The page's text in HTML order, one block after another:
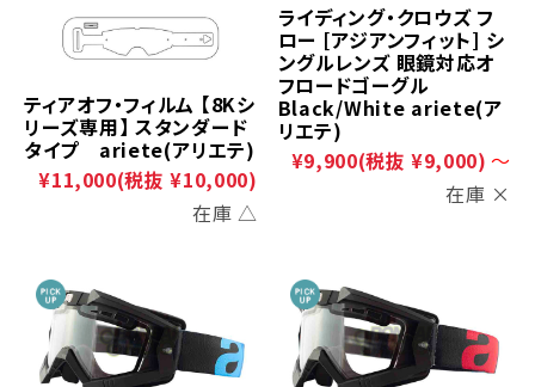
ティアオフ・フィルム 【8Kシ
リーズ専用】 スタンダード
タイプ ariete(アリエテ)
¥11,000(税抜 ¥10,000)
在庫 △
ライディング・クロウズ フ
ロー [アジアンフィット] シ
ングルレンズ 眼鏡対応オ
フロードゴーグル
Black/White ariete(ア
リエテ)
¥9,900(税抜 ¥9,000) ～
在庫 ×